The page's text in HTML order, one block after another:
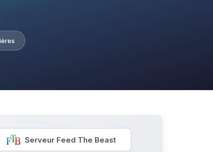
Serveur Feed The Beast